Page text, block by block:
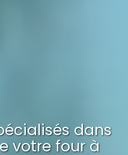
dans
votrefour à